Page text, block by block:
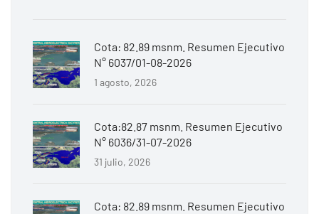
Cota: 82.89 msnm. Resumen Ejecutivo
N° 6037/01-08-2026
1 agosto, 2026
Cota:82.87 msnm. Resumen Ejecutivo
N° 6036/31-07-2026
31 julio, 2026
Cota: 82.89 msnm. Resumen Ejecutivo